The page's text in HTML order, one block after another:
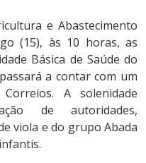
e Abastecimento
(15), às 10 horas, as
Básica de Saúde do
a contar com um
A solenidade
de autoridades,
viola e do grupo Abada